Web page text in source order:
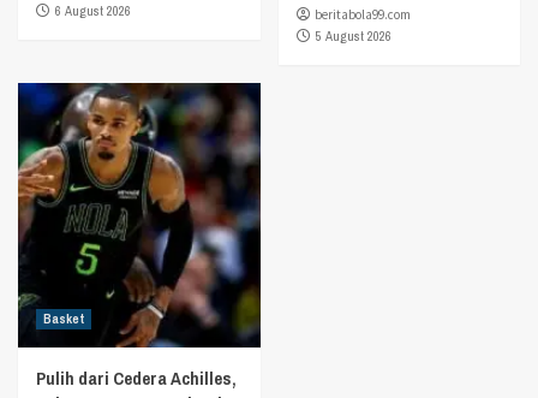
6 August 2026
beritabola99.com
5 August 2026
Basket
Pulih dari Cedera Achilles,